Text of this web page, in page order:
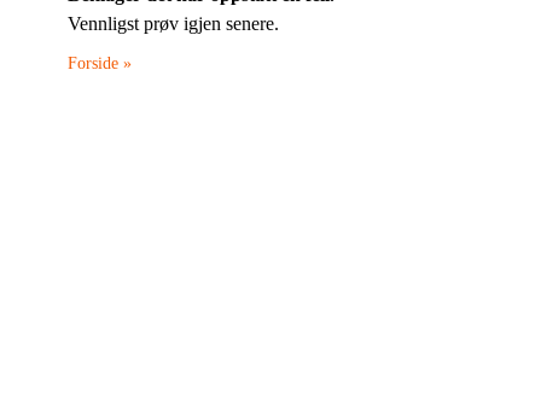
Vennligst prøv igjen senere.
Forside »